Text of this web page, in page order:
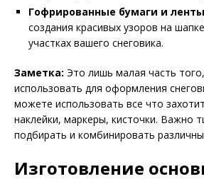
Гофрированные бумаги и
создания красивых узоров на
участках вашего снеговика.
Заметка: Это лишь малая часть
использовать для оформления
можете использовать все что
наклейки, маркеры, кисточки. Важно
подбирать и комбинировать
Изготовление